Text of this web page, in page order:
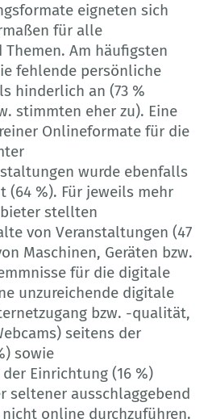
eigneten sich
für alle
Am häufigsten
fehlende persönliche
hinderlich an (73 %
stimmten eher zu). Eine
Onlineformate für die
wurde ebenfalls
(64 %). Für jeweils mehr
stellten
von Veranstaltungen (47
Maschinen, Geräten bzw.
für die digitale
unzureichende digitale
bzw. -qualität,
seitens der
sowie
Einrichtung (16 %)
seltener ausschlaggebend
online durchzuführen.